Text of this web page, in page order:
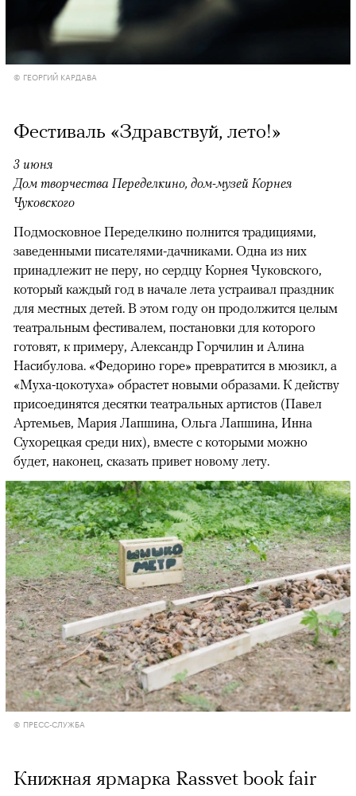
© ГЕОРГИЙ КАРДАВА
Фестиваль «Здравствуй, лето!»
3 июня
Дом творчества Переделкино, дом-музей Корнея
Чуковского
Подмосковное Переделкино полнится традициями,
заведенными писателями-дачниками. Одна из них
принадлежит не перу, но сердцу Корнея Чуковского,
который каждый год в начале лета устраивал праздник
для местных детей. В этом году он продолжится целым
театральным фестивалем, постановки для которого
готовят, к примеру, Александр Горчилин и Алина
Насибулова. «Федорино горе» превратится в мюзикл, а
«Муха-цокотуха» обрастет новыми образами. К действу
присоединятся десятки театральных артистов (Павел
Артемьев, Мария Лапшина, Ольга Лапшина, Инна
Сухорецкая среди них), вместе с которыми можно
будет, наконец, сказать привет новому лету.
© ПРЕСС-СЛУЖБА
Книжная ярмарка Rassvet book fair